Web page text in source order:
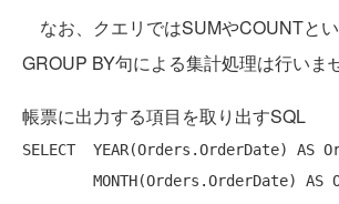
なお、クエリではSUMやCOUNTと
GROUP BY句による集計処理は行いま
帳票に出力する項目を取り出すSQL
SELECT YEAR(Orders.OrderDate) AS
MONTH(Orders.OrderDate) AS